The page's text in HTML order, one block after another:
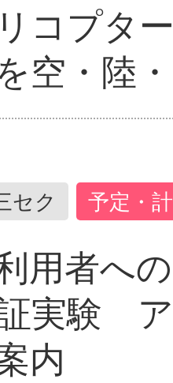
コプタ
空・陸
セク 予定・
用者へ
実験
内